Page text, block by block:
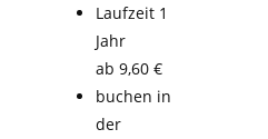
Laufzeit 1
Jahr
ab 9,60 €
buchen in
der